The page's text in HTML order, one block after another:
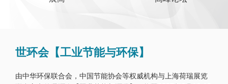
世环会【工业节能与环保】
由中华环保联合会，中国节能协会等权威机构与上海荷瑞展览